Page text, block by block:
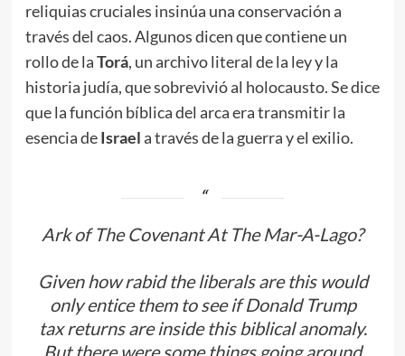
reliquias cruciales insinúa una conservación a
través del caos. Algunos dicen que contiene un
rollo de laTorá, un archivo literal de la ley y la
historia judía, que sobrevivió al holocausto. Se dice
que la función bíblica del arca era transmitir la
esencia deIsraela través de la guerra y el exilio.
Ark of The Covenant At The Mar-A-Lago?
Given how rabid the liberals are this would
only entice them to see if Donald Trump
tax returns are inside this biblical anomaly.
But there were some things going around